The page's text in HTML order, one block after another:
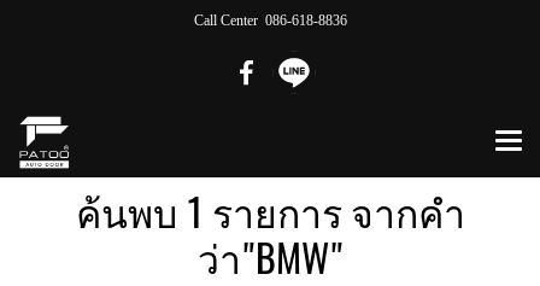
Call Center 086-618-8836
ค้นพบ 1 รายการ จากคำ
ว่า"BMW"